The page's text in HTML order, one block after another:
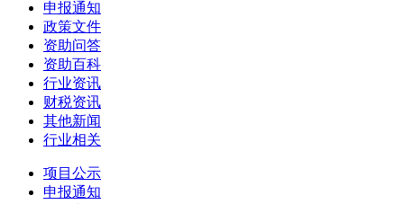
申报通知
政策文件
资助问答
资助百科
行业资讯
财税资讯
其他新闻
行业相关
项目公示
申报通知